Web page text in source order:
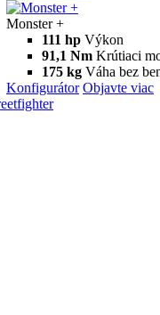
Monster +
111 hp Výkon
91,1 Nm Krútiaci
175 kg Váha bez
Konfigurátor Objavte viac